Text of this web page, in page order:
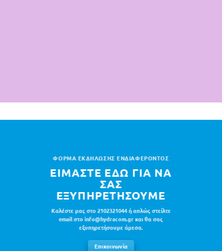
ΦΟΡΜΑ ΕΚΔΗΛΩΣΗΣ ΕΝΔΙΑΦΕΡΟΝΤΟΣ
ΕΙΜΑΣΤΕ ΕΔΩ ΓΙΑ ΝΑ
ΣΑΣ
ΕΞΥΠΗΡΕΤΗΣΟΥΜΕ
Καλέστε μας στο 2102321044 ή απλώς στείλτε
email στο info@hydracom.gr και θα σας
εξυπηρετήσουμε άμεσα.
Επικοινωνία